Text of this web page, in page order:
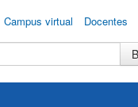
Campus virtual Docentes